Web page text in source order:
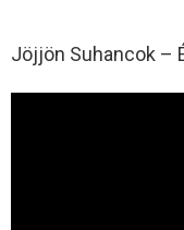
Jöjjön Suhancok –